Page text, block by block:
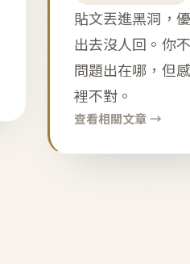
貼文丟進黑洞，
出去沒人回。你
問題出在哪，但
裡不對。
查看相關文章 →